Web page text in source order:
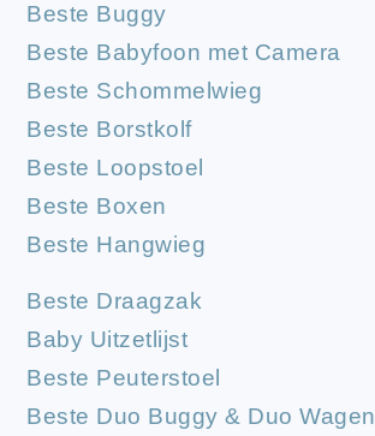
Beste Buggy
Beste Babyfoon met Camera
Beste Schommelwieg
Beste Borstkolf
Beste Loopstoel
Beste Boxen
Beste Hangwieg
Beste Draagzak
Baby Uitzetlijst
Beste Peuterstoel
Beste Duo Buggy & Duo Wagen